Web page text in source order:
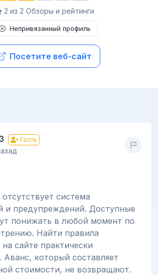
2 из 2 Обзоры и рейтинги
Непривязанный профиль
Посетите веб-сайт
Гость
система
и предупреждений. Доступные
понижать в любой момент по
Найти правила
сайте практически
который составляет
стоимости, не возвращают.